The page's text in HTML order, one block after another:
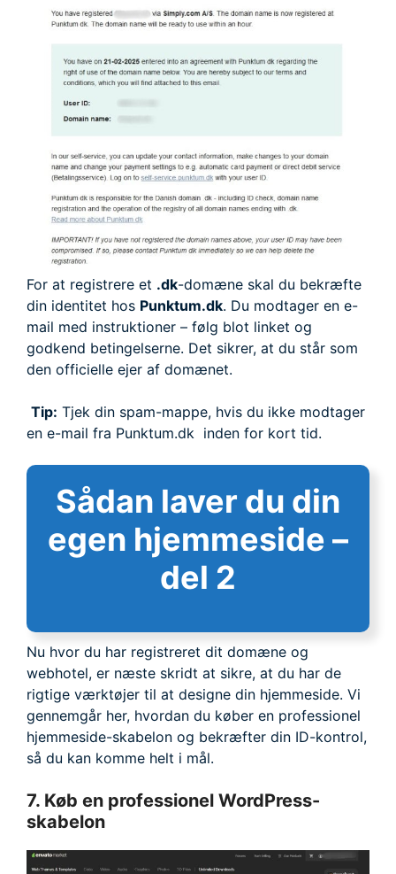
For at registrere et .dk-domæne skal du bekræfte
din identitet hos Punktum.dk. Du modtager en e-
mail med instruktioner – følg blot linket og
godkend betingelserne. Det sikrer, at du står som
den officielle ejer af domænet.
Tip: Tjek din spam-mappe, hvis du ikke modtager
en e-mail fra Punktum.dk inden for kort tid.
Sådan laver du din
egen hjemmeside –
del 2
Nu hvor du har registreret dit domæne og
webhotel, er næste skridt at sikre, at du har de
rigtige værktøjer til at designe din hjemmeside. Vi
gennemgår her, hvordan du køber en professionel
hjemmeside-skabelon og bekræfter din ID-kontrol,
så du kan komme helt i mål.
7. Køb en professionel WordPress-
skabelon